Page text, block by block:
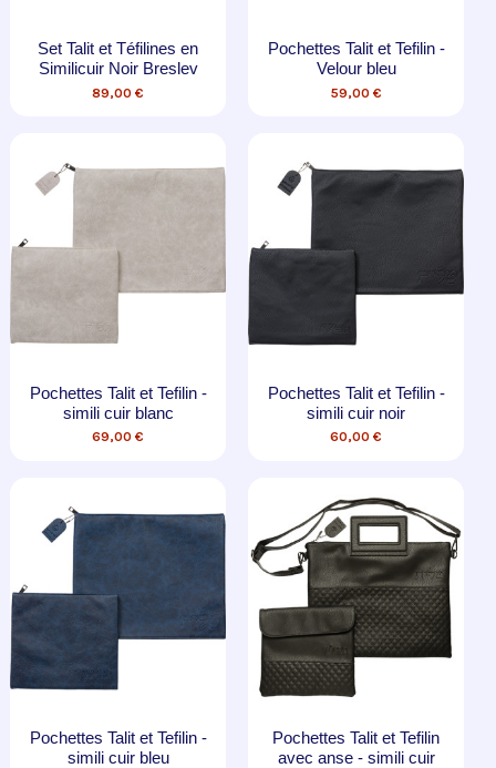
Set Talit et Téfilines en
Similicuir Noir Breslev
89,00 €
Pochettes Talit et Tefilin -
Velour bleu
59,00 €
Pochettes Talit et Tefilin -
simili cuir blanc
69,00 €
Pochettes Talit et Tefilin -
simili cuir noir
60,00 €
Pochettes Talit et Tefilin -
simili cuir bleu
Pochettes Talit et Tefilin
avec anse - simili cuir